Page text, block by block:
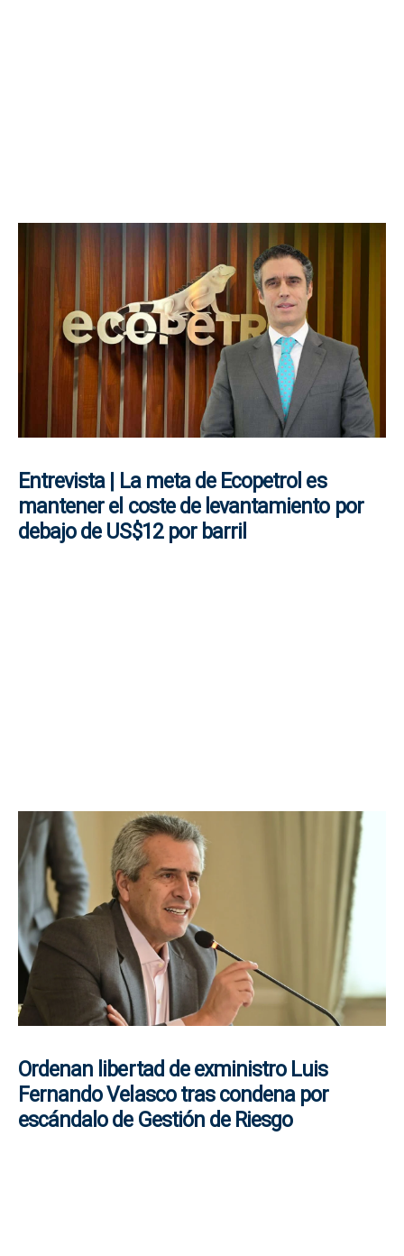
Entrevista | La meta de Ecopetrol es
mantener el coste de levantamiento por
debajo de US$12 por barril
Ordenan libertad de exministro Luis
Fernando Velasco tras condena por
escándalo de Gestión de Riesgo